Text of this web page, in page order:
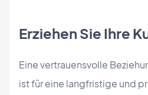
Erziehen Sie Ihre
Eine vertrauensvolle
ist für eine langfristige und